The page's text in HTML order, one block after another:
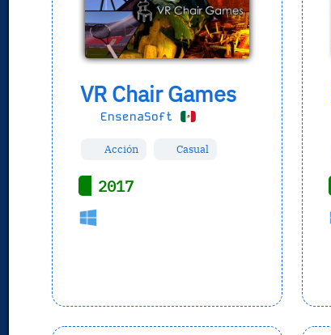
VR Chair Games
EnsenaSoft
Acción Casual
2017